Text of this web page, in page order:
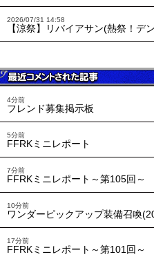
2026/07/31 14:58
【涼祭】リバイアサン(熱祭！デ
4分前
フレンド募集掲示板
5分前
FFRKミニレポート
7分前
FFRKミニレポート～第105回～
10分前
ワンダーピックアップ装備召喚
17分前
FFRKミニレポート～第101回～